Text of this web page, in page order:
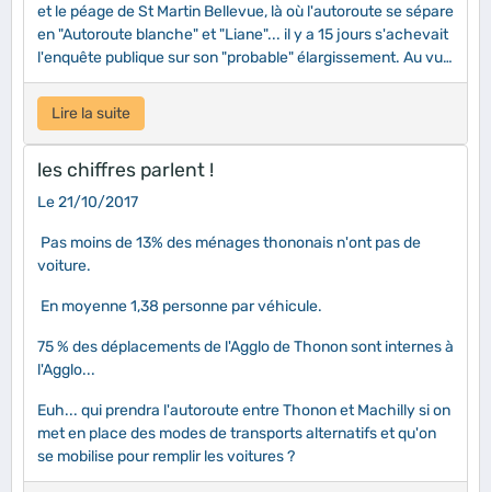
et le péage de St Martin Bellevue, là où l'autoroute se sépare
en "Autoroute blanche" et "Liane"... il y a 15 jours s'achevait
l'enquête publique sur son "probable" élargissement. Au vu
des nombreuses contributions, l'élargissement est passé
dans la catégorie des "improbables"... Plus de 80% des
personnes qui ont participé à l'enquête souhaitaient,
comme l'ACPAT, mettre l'accent sur le transport en commun
et en finir avec cette politique du tout route. Comme quoi le
monde politique est bien, bien en retard par rapport aux
préfet en tiendront compte...
Lire la suite
les chiffres parlent !
Le 21/10/2017
Pas moins de 13% des ménages thononais n'ont pas de
voiture.
En moyenne 1,38 personne par véhicule.
75 % des déplacements de l'Agglo de Thonon sont internes à
l'Agglo...
Euh... qui prendra l'autoroute entre Thonon et Machilly si on
met en place des modes de transports alternatifs et qu'on
se mobilise pour remplir les voitures ?